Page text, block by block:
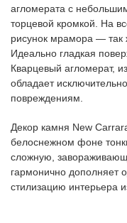
агломерата с
торцевой кромкой. На
рисунок мрамора — так
Идеально гладкая
Кварцевый агломерат,
обладает
повреждениям.
Декор камня New
белоснежном фоне
сложную,
гармонично дополняет
стилизацию интерьера